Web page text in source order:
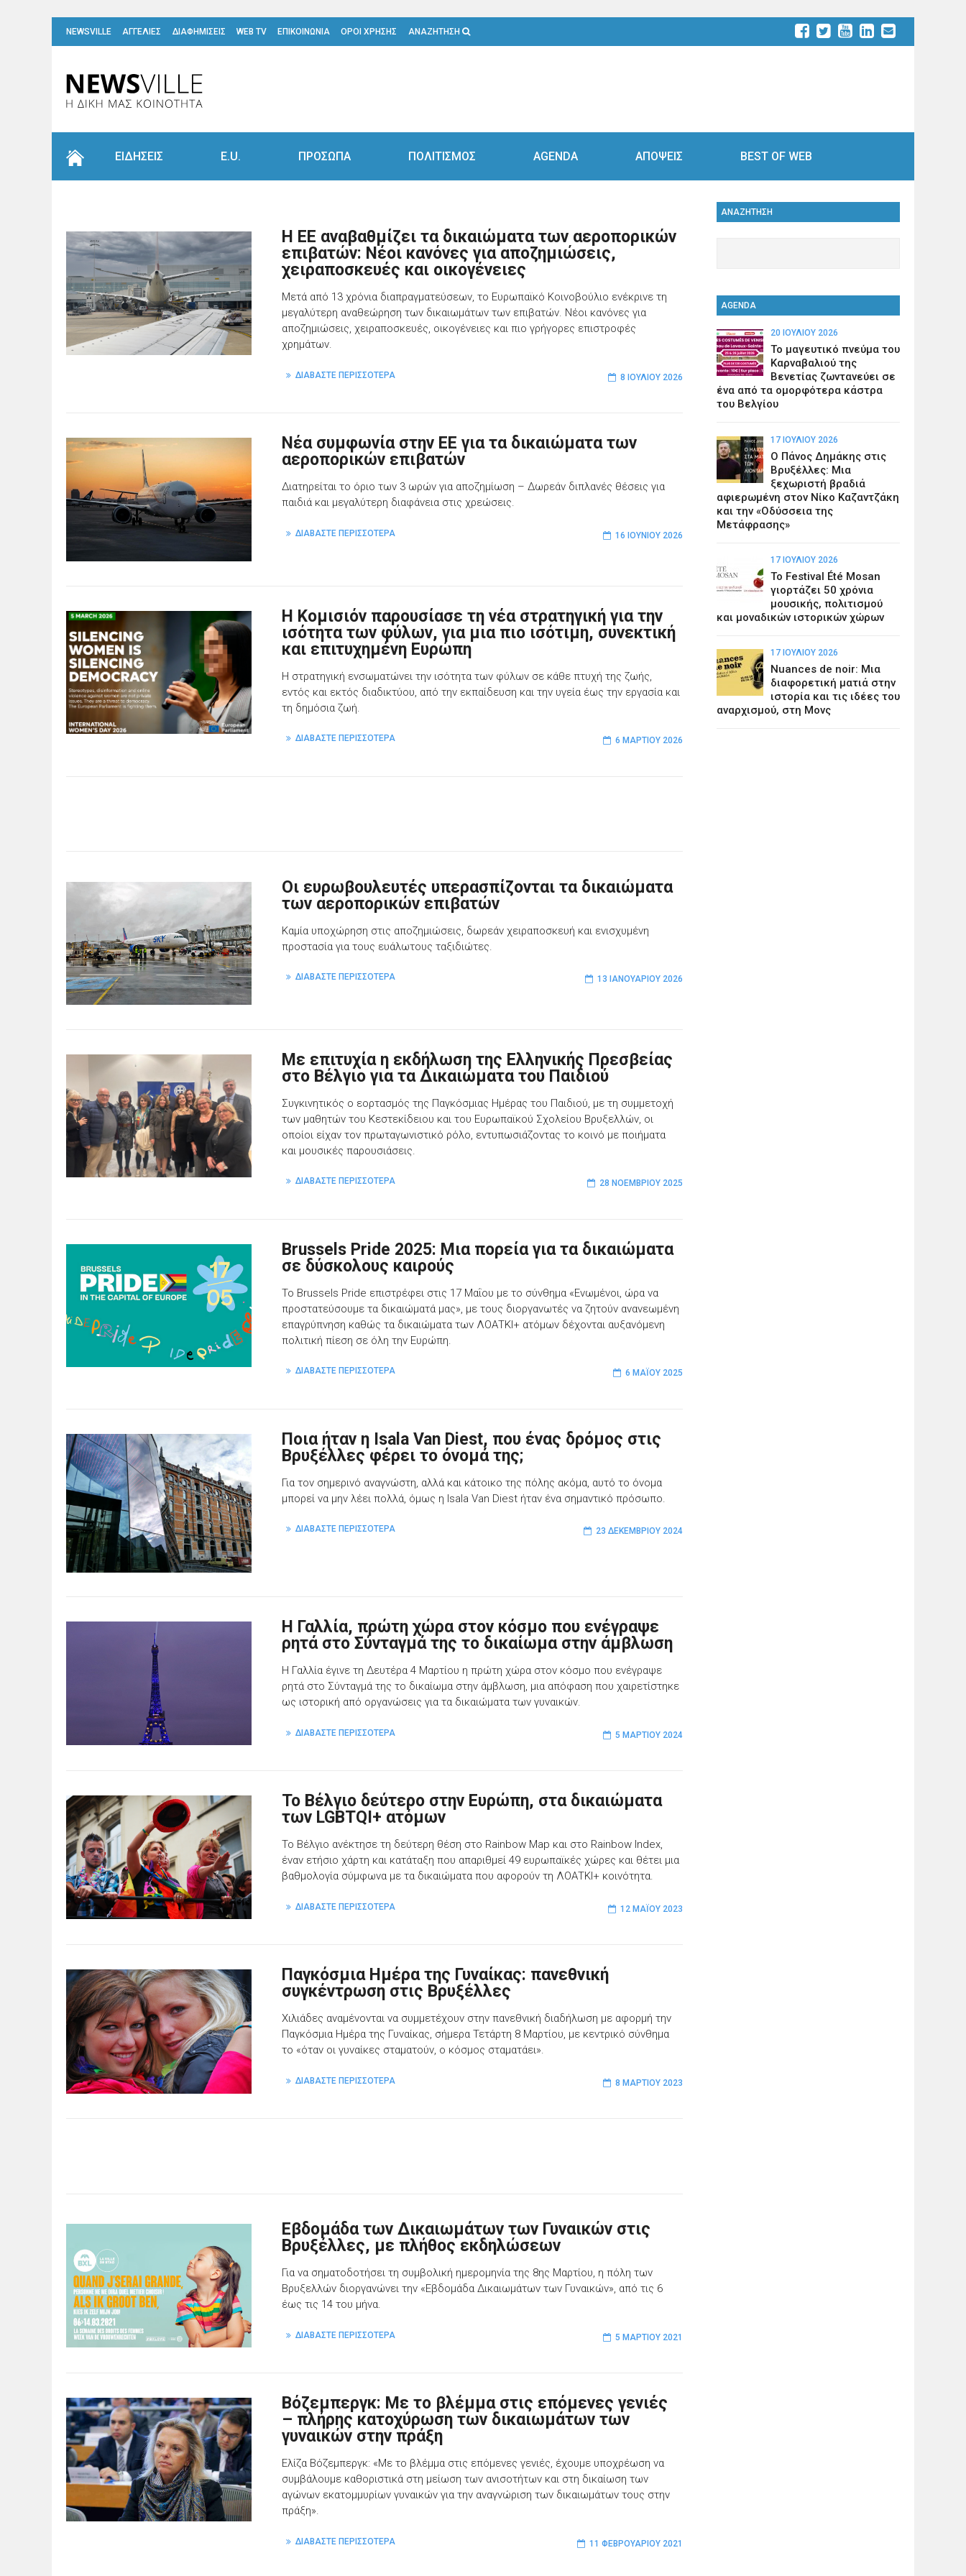
NEWSVILLE ΑΓΓΕΛΙΕΣ ΔΙΑΦΗΜΙΣΕΙΣ WEB TV ΕΠΙΚΟΙΝΩΝΙΑ ΟΡΟΙ ΧΡΗΣΗΣ ΑΝΑΖΗΤΗΣΗ
ΕΙΔΗΣΕΙΣ E.U. ΠΡΟΣΩΠΑ ΠΟΛΙΤΙΣΜΟΣ AGENDA ΑΠΟΨΕΙΣ BEST OF WEB
Η ΕΕ αναβαθμίζει τα δικαιώματα των αεροπορικών
επιβατών: Νέοι κανόνες για αποζημιώσεις,
χειραποσκευές και οικογένειες
Μετά από 13 χρόνια διαπραγματεύσεων, το Ευρωπαϊκό Κοινοβούλιο ενέκρινε τη
μεγαλύτερη αναθεώρηση των δικαιωμάτων των επιβατών. Νέοι κανόνες για
αποζημιώσεις, χειραποσκευές, οικογένειες και πιο γρήγορες επιστροφές
χρημάτων.
ΔΙΑΒΑΣΤΕ ΠΕΡΙΣΣΟΤΕΡΑ 8 ΙΟΥΛΊΟΥ 2026
Νέα συμφωνία στην ΕΕ για τα δικαιώματα των
αεροπορικών επιβατών
Διατηρείται το όριο των 3 ωρών για αποζημίωση – Δωρεάν διπλανές θέσεις για
παιδιά και μεγαλύτερη διαφάνεια στις χρεώσεις.
ΔΙΑΒΑΣΤΕ ΠΕΡΙΣΣΟΤΕΡΑ 16 ΙΟΥΝΊΟΥ 2026
Η Κομισιόν παρουσίασε τη νέα στρατηγική για την
ισότητα των φύλων, για μια πιο ισότιμη, συνεκτική
και επιτυχημένη Ευρώπη
Η στρατηγική ενσωματώνει την ισότητα των φύλων σε κάθε πτυχή της ζωής,
εντός και εκτός διαδικτύου, από την εκπαίδευση και την υγεία έως την εργασία και
τη δημόσια ζωή.
ΔΙΑΒΑΣΤΕ ΠΕΡΙΣΣΟΤΕΡΑ 6 ΜΑΡΤΊΟΥ 2026
Οι ευρωβουλευτές υπερασπίζονται τα δικαιώματα
των αεροπορικών επιβατών
Καμία υποχώρηση στις αποζημιώσεις, δωρεάν χειραποσκευή και ενισχυμένη
προστασία για τους ευάλωτους ταξιδιώτες.
ΔΙΑΒΑΣΤΕ ΠΕΡΙΣΣΟΤΕΡΑ 13 ΙΑΝΟΥΑΡΊΟΥ 2026
Με επιτυχία η εκδήλωση της Ελληνικής Πρεσβείας
στο Βέλγιο για τα Δικαιώματα του Παιδιού
Συγκινητικός ο εορτασμός της Παγκόσμιας Ημέρας του Παιδιού, με τη συμμετοχή
των μαθητών του Κεστεκίδειου και του Ευρωπαϊκού Σχολείου Βρυξελλών, οι
οποίοι είχαν τον πρωταγωνιστικό ρόλο, εντυπωσιάζοντας το κοινό με ποιήματα
και μουσικές παρουσιάσεις.
ΔΙΑΒΑΣΤΕ ΠΕΡΙΣΣΟΤΕΡΑ 28 ΝΟΕΜΒΡΊΟΥ 2025
Brussels Pride 2025: Μια πορεία για τα δικαιώματα
σε δύσκολους καιρούς
Το Brussels Pride επιστρέφει στις 17 Μαΐου με το σύνθημα «Ενωμένοι, ώρα να
προστατεύσουμε τα δικαιώματά μας», με τους διοργανωτές να ζητούν ανανεωμένη
επαγρύπνηση καθώς τα δικαιώματα των ΛΟΑΤΚΙ+ ατόμων δέχονται αυξανόμενη
πολιτική πίεση σε όλη την Ευρώπη.
ΔΙΑΒΑΣΤΕ ΠΕΡΙΣΣΟΤΕΡΑ 6 ΜΑΪ́ΟΥ 2025
Ποια ήταν η Isala Van Diest, που ένας δρόμος στις
Βρυξέλλες φέρει το όνομά της;
Για τον σημερινό αναγνώστη, αλλά και κάτοικο της πόλης ακόμα, αυτό το όνομα
μπορεί να μην λέει πολλά, όμως η Isala Van Diest ήταν ένα σημαντικό πρόσωπο.
ΔΙΑΒΑΣΤΕ ΠΕΡΙΣΣΟΤΕΡΑ 23 ΔΕΚΕΜΒΡΊΟΥ 2024
Η Γαλλία, πρώτη χώρα στον κόσμο που ενέγραψε
ρητά στο Σύνταγμά της το δικαίωμα στην άμβλωση
Η Γαλλία έγινε τη Δευτέρα 4 Μαρτίου η πρώτη χώρα στον κόσμο που ενέγραψε
ρητά στο Σύνταγμά της το δικαίωμα στην άμβλωση, μια απόφαση που χαιρετίστηκε
ως ιστορική από οργανώσεις για τα δικαιώματα των γυναικών.
ΔΙΑΒΑΣΤΕ ΠΕΡΙΣΣΟΤΕΡΑ 5 ΜΑΡΤΊΟΥ 2024
Το Βέλγιο δεύτερο στην Ευρώπη, στα δικαιώματα
των LGBTQI+ ατόμων
Το Βέλγιο ανέκτησε τη δεύτερη θέση στο Rainbow Map και στο Rainbow Index,
έναν ετήσιο χάρτη και κατάταξη που απαριθμεί 49 ευρωπαϊκές χώρες και θέτει μια
βαθμολογία σύμφωνα με τα δικαιώματα που αφορούν τη ΛΟΑΤΚΙ+ κοινότητα.
ΔΙΑΒΑΣΤΕ ΠΕΡΙΣΣΟΤΕΡΑ 12 ΜΑΪ́ΟΥ 2023
Παγκόσμια Ημέρα της Γυναίκας: πανεθνική
συγκέντρωση στις Βρυξέλλες
Χιλιάδες αναμένονται να συμμετέχουν στην πανεθνική διαδήλωση με αφορμή την
Παγκόσμια Ημέρα της Γυναίκας, σήμερα Τετάρτη 8 Μαρτίου, με κεντρικό σύνθημα
το «όταν οι γυναίκες σταματούν, ο κόσμος σταματάει».
ΔΙΑΒΑΣΤΕ ΠΕΡΙΣΣΟΤΕΡΑ 8 ΜΑΡΤΊΟΥ 2023
Εβδομάδα των Δικαιωμάτων των Γυναικών στις
Βρυξέλλες, με πλήθος εκδηλώσεων
Για να σηματοδοτήσει τη συμβολική ημερομηνία της 8ης Μαρτίου, η πόλη των
Βρυξελλών διοργανώνει την «Εβδομάδα Δικαιωμάτων των Γυναικών», από τις 6
έως τις 14 του μήνα.
ΔΙΑΒΑΣΤΕ ΠΕΡΙΣΣΟΤΕΡΑ 5 ΜΑΡΤΊΟΥ 2021
Βόζεμπεργκ: Με το βλέμμα στις επόμενες γενιές
– πλήρης κατοχύρωση των δικαιωμάτων των
γυναικών στην πράξη
Ελίζα Βόζεμπεργκ: «Με το βλέμμα στις επόμενες γενιές, έχουμε υποχρέωση να
συμβάλουμε καθοριστικά στη μείωση των ανισοτήτων και στη δικαίωση των
αγώνων εκατομμυρίων γυναικών για την αναγνώριση των δικαιωμάτων τους στην
πράξη».
ΔΙΑΒΑΣΤΕ ΠΕΡΙΣΣΟΤΕΡΑ 11 ΦΕΒΡΟΥΑΡΊΟΥ 2021
ΑΝΑΖΗΤΗΣΗ
AGENDA
20 ΙΟΥΛΊΟΥ 2026
Το μαγευτικό πνεύμα του
Καρναβαλιού της
Βενετίας ζωντανεύει σε
ένα από τα ομορφότερα κάστρα
του Βελγίου
17 ΙΟΥΛΊΟΥ 2026
Ο Πάνος Δημάκης στις
Βρυξέλλες: Μια
ξεχωριστή βραδιά
αφιερωμένη στον Νίκο Καζαντζάκη
και την «Οδύσσεια της
Μετάφρασης»
17 ΙΟΥΛΊΟΥ 2026
Το Festival Été Mosan
γιορτάζει 50 χρόνια
μουσικής, πολιτισμού
και μοναδικών ιστορικών χώρων
17 ΙΟΥΛΊΟΥ 2026
Nuances de noir: Μια
διαφορετική ματιά στην
ιστορία και τις ιδέες του
αναρχισμού, στη Μονς